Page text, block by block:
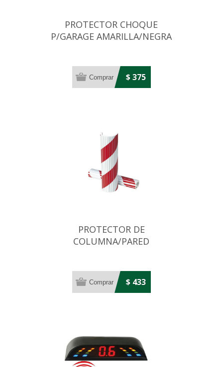
PROTECTOR CHOQUE
P/GARAGE AMARILLA/NEGRA
$ 375
PROTECTOR DE
COLUMNA/PARED
$ 433